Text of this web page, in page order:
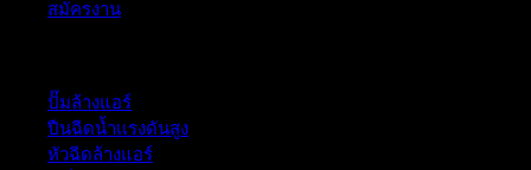
สมัครงาน
ปั๊มล้างแอร์
ปืนฉีดน้ำเเรงดันสูง
หัวฉีดล้างแอร์